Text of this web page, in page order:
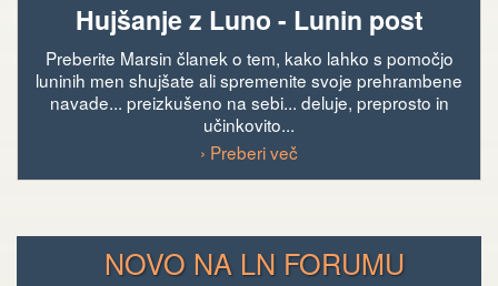
Hujšanje z Luno - Lunin post
Preberite Marsin članek o tem, kako lahko s pomočjo
luninih men shujšate ali spremenite svoje prehrambene
navade... preizkušeno na sebi... deluje, preprosto in
učinkovito...
› Preberi več
NOVO NA LN FORUMU